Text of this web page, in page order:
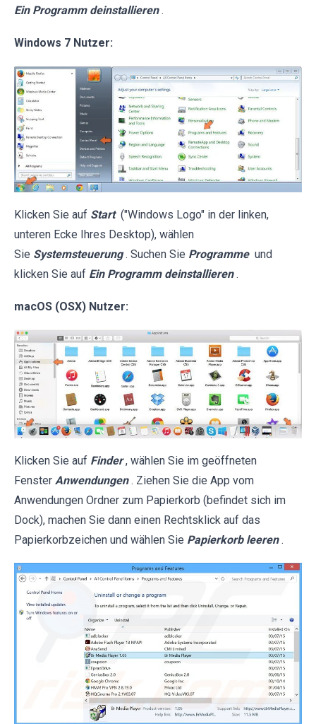
Ein Programm deinstallieren .
Windows 7 Nutzer:
Klicken Sie auf Start ("Windows Logo" in der linken,
unteren Ecke Ihres Desktop), wählen
Sie Systemsteuerung . Suchen Sie Programme und
klicken Sie auf Ein Programm deinstallieren .
macOS (OSX) Nutzer:
Klicken Sie auf Finder , wählen Sie im geöffneten
Fenster Anwendungen . Ziehen Sie die App vom
Anwendungen Ordner zum Papierkorb (befindet sich im
Dock), machen Sie dann einen Rechtsklick auf das
Papierkorbzeichen und wählen Sie Papierkorb leeren .